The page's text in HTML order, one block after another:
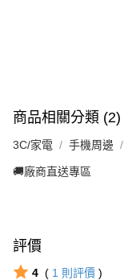
商品相關分類 (2)
3C/家電 手機周邊
🚚廠商直送專區
評價
4 ( 1 則評價 )